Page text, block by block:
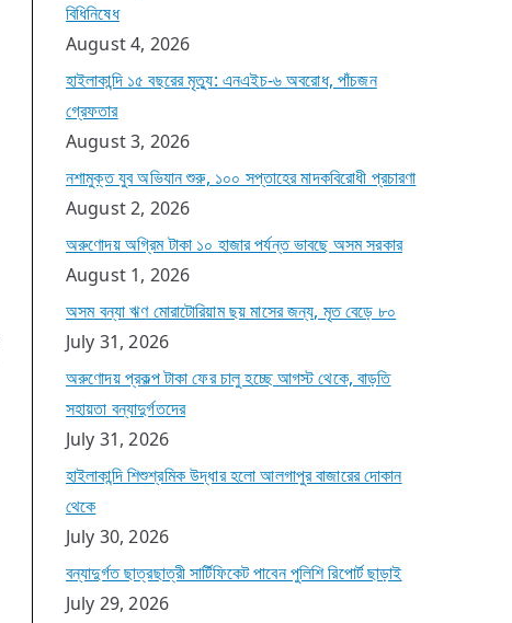
বিধিনিষেধ
August 4, 2026
হাইলাকান্দি ১৫ বছরের মৃত্যু: এনএইচ-৬ অবরোধ, পাঁচজন
গ্রেফতার
August 3, 2026
নশামুক্ত যুব অভিযান শুরু, ১০০ সপ্তাহের মাদকবিরোধী প্রচারণা
August 2, 2026
অরুণোদয় অগ্রিম টাকা ১০ হাজার পর্যন্ত ভাবছে অসম সরকার
August 1, 2026
অসম বন্যা ঋণ মোরাটোরিয়াম ছয় মাসের জন্য, মৃত বেড়ে ৮০
July 31, 2026
অরুণোদয় প্রকল্প টাকা ফের চালু হচ্ছে আগস্ট থেকে, বাড়তি
সহায়তা বন্যাদুর্গতদের
July 31, 2026
হাইলাকান্দি শিশুশ্রমিক উদ্ধার হলো আলগাপুর বাজারের দোকান
থেকে
July 30, 2026
বন্যাদুর্গত ছাত্রছাত্রী সার্টিফিকেট পাবেন পুলিশি রিপোর্ট ছাড়াই
July 29, 2026